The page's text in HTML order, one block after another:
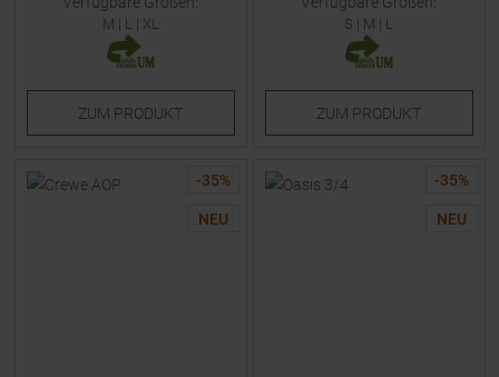
M | L | XL
ZUM PRODUKT
S | M | L
ZUM PRODUKT
-35%
NEU
-35%
NEU